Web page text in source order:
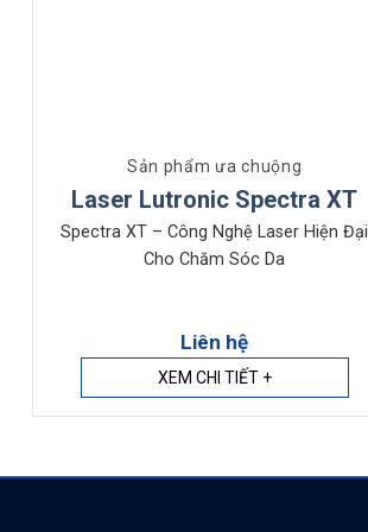
Sản phẩm ưa chuộng
Laser Lutronic Spectra XT
Spectra XT – Công Nghệ Laser Hiện Đại
Cho Chăm Sóc Da
Liên hệ
XEM CHI TIẾT +